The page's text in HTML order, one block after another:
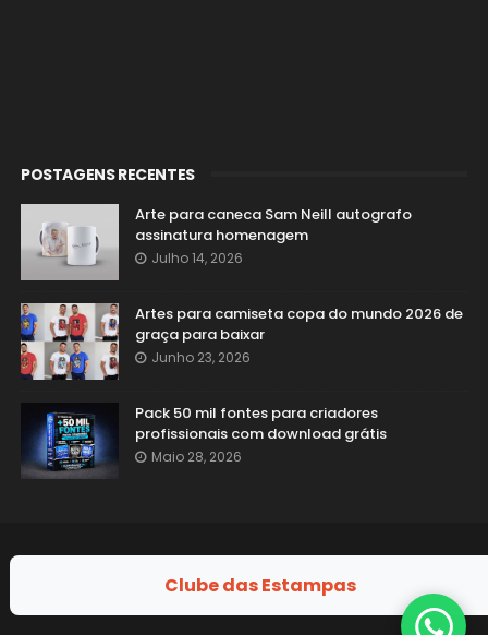
POSTAGENS RECENTES
Arte para caneca Sam Neill autografo
assinatura homenagem
Julho 14, 2026
Artes para camiseta copa do mundo 2026 de
graça para baixar
Junho 23, 2026
Pack 50 mil fontes para criadores
profissionais com download grátis
Maio 28, 2026
Clube das Estampas